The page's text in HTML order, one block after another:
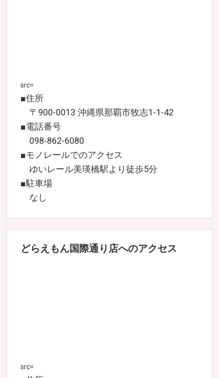
src=
■住所
〒900-0013 沖縄県那覇市牧志1-1-42
■電話番号
098-862-6080
■モノレールでのアクセス
ゆいレール美瑛橋駅より徒歩5分
■駐車場
なし
どらえもん国際通り店へのアクセス
src=